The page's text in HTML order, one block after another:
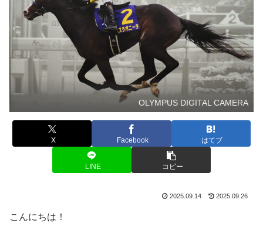
OLYMPUS DIGITAL CAMERA
X Facebook はてブ
LINE コピー
2025.09.14 2025.09.26
こんにちは！